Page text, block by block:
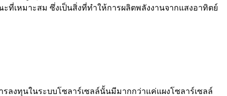
ที่เหมาะสม ซึ่งเป็นสิ่งที่ทำให้การผลิตพลังงานจากแสงอาทิตย์
ลงทุนในระบบโซลาร์เซลล์นั้นมีมากกว่าแค่แผงโซลาร์เซลล์